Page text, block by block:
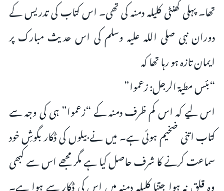
تھا۔ پہلی گھنٹی کلیلہ دمنہ کی تھی‌۔ اس کتاب کی تدریس کے
دوران نبی صلی اللہ علیہ وسلم کی اس حدیث مبارک پر
ایمان تازہ ہو رہا تھا کہ
“بئس مطیۃ الرجل: زعموا”
اس لیے کہ اس کم ظرف دمنہ کے “زعموا” ہی کی وجہ سے
کتاب اتنی ضخیم ہوئی ہے۔ میں نے بیلوں کی ڈکار بگوشِ خود
سماعت کرنے کا شرف حاصل کیا ہے مگر مجھے اس سے کبھی
وہ قلق نہ ہوا جتنا کلیلہ دمنہ میں اس کی ڈکار سے ہوا ہے۔